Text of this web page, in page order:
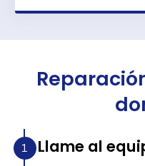
Llame al